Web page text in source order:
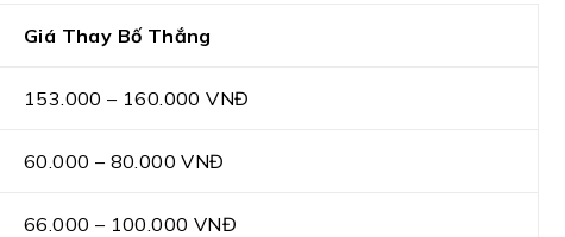
Giá Thay Bố Thắng
153.000 – 160.000 VNĐ
60.000 – 80.000 VNĐ
66.000 – 100.000 VNĐ